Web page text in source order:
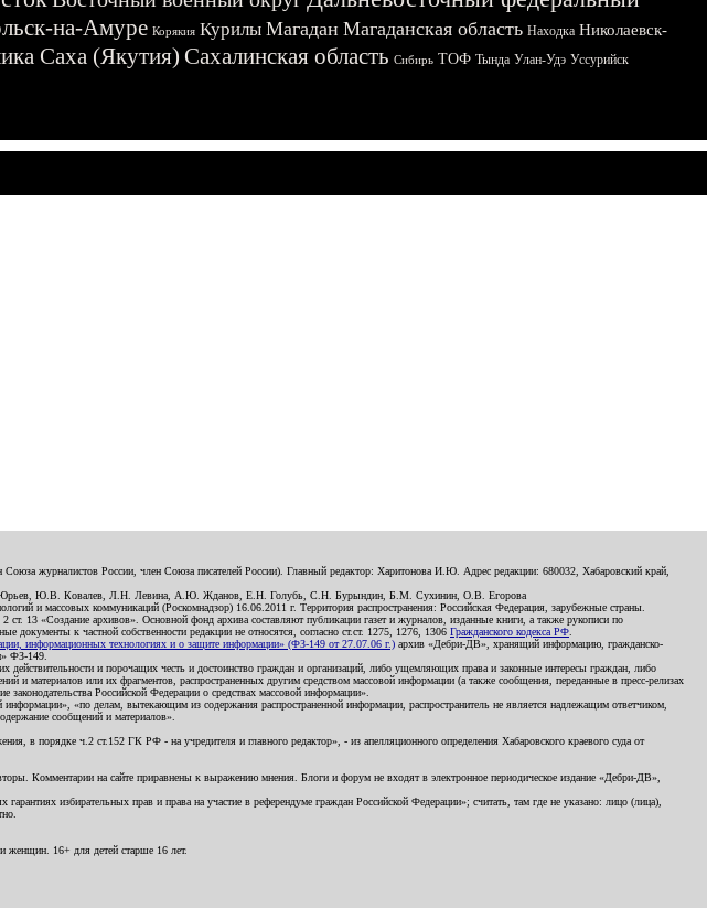
на-Амуре Корякия Курилы Магадан Магаданская область Находка Николаевск-
Саха (Якутия) Сахалинская область Сибирь ТОФ Тында Улан-Удэ Уссурийск
журналистов России, член Союза писателей России). Главный редактор: Харитонова И.Ю. Адрес редакции: 680032, Хабаровский край,
Юрьев, Ю.В. Ковалев, Л.Н. Левина, А.Ю. Жданов, Е.Н. Голубь, С.Н. Бурындин, Б.М. Сухинин, О.В. Егорова
и массовых коммуникаций (Роскомнадзор) 16.06.2011 г. Территория распространения: Российская Федерация, зарубежные страны.
2 ст. 13 «Создание архивов». Основной фонд архива составляют публикации газет и журналов, изданные книги, а также рукописи по
к частной собственности редакции не относятся, согласно ст.ст. 1275, 1276, 1306 Гражданского кодекса РФ
информационных технологиях и о защите информации» (ФЗ-149 от 27.07.06 г.) архив «Дебри-ДВ», хранящий информацию, гражданско-
ФЗ-149.
и порочащих честь и достоинство граждан и организаций, либо ущемляющих права и законные интересы граждан, либо
материалов или их фрагментов, распространенных другим средством массовой информации (а также сообщения, переданные в пресс-релизах
Российской Федерации о средствах массовой информации».
«по делам, вытекающим из содержания распространенной информации, распространитель не является надлежащим ответчиком,
сообщений и материалов».
в порядке ч.2 ст.152 ГК РФ - на учредителя и главного редактор», - из апелляционного определения Хабаровского краевого суда от
Комментарии на сайте приравнены к выражению мнения. Блоги и форум не входят в электронное периодическое издание «Дебри-ДВ»,
избирательных прав и права на участие в референдуме граждан Российской Федерации»; считать, там где не указано: лицо (лица),
женщин. 16+ для детей старше 16 лет.